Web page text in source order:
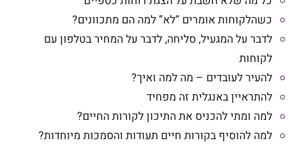
כשהלקוחות אומרים “לא” למה הם מתכוונים?
לדבר על המגעיל, סליחה, לדבר על המחיר בטלפון עם
לקוחות
להעיר לעובדים – מה למה ואיך?
להתראיין באנגלית זה מפחיד
למה ומתי להכניס את התיכון לקורות החיים?
למה להוסיף בקורות חיים תעודות והסמכות מיוחדות?